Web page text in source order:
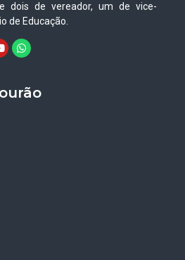
dois de vereador, um de vice-
de Educação.